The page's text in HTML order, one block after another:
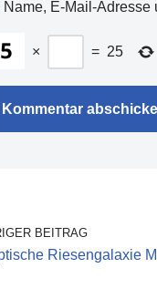
Name, E-Mail-Adresse
× = 25
BEITRAG
Riesengalaxie